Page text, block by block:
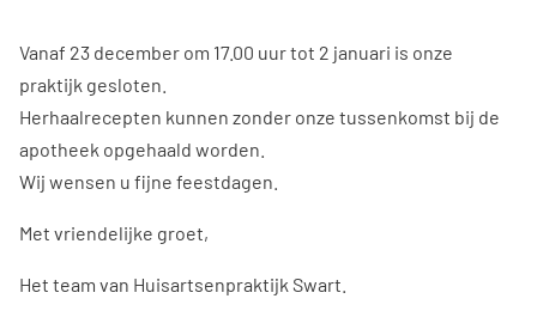
Vanaf 23 december om 17.00 uur tot 2 januari is onze
praktijk gesloten.
Herhaalrecepten kunnen zonder onze tussenkomst bij de
apotheek opgehaald worden.
Wij wensen u fijne feestdagen.
Met vriendelijke groet,
Het team van Huisartsenpraktijk Swart.